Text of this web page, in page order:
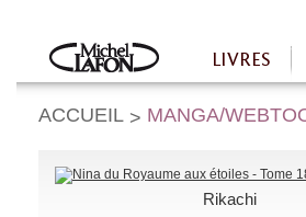
Accueil
LIVRES
ACCUEIL > MANGA/
Rikachi